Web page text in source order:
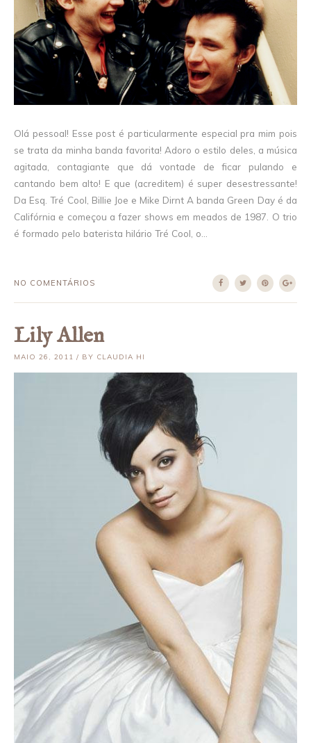
Olá pessoal! Esse post é particularmente especial pra mim pois
se trata da minha banda favorita! Adoro o estilo deles, a música
agitada, contagiante que dá vontade de ficar pulando e
cantando bem alto! E que (acreditem) é super desestressante!
Da Esq. Tré Cool, Billie Joe e Mike Dirnt A banda Green Day é da
Califórnia e começou a fazer shows em meados de 1987. O trio
é formado pelo baterista hilário Tré Cool, o...
NO COMENTÁRIOS
Lily Allen
MAIO 26, 2011 / BY CLAUDIA HI